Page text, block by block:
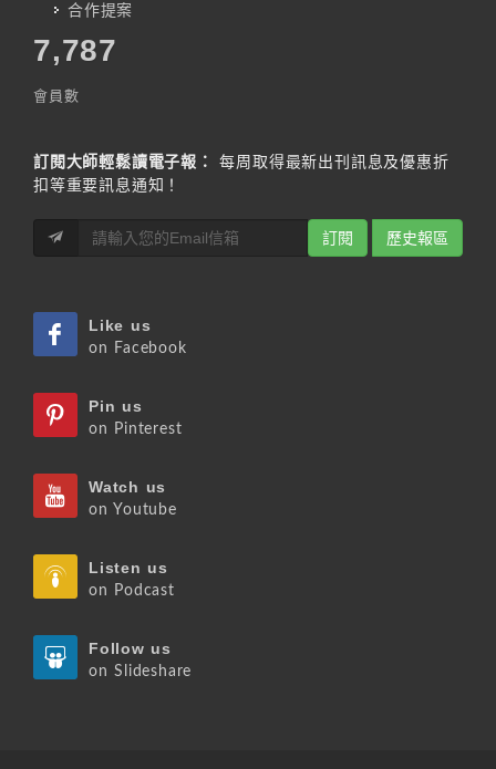
合作提案
7,787
會員數
訂閱大師輕鬆讀電子報：
每周取得最新出刊訊息及優惠折
扣等重要訊息通知！
訂閱 歷史報區
Like us
on Facebook
Pin us
on Pinterest
Watch us
on Youtube
Listen us
on Podcast
Follow us
on Slideshare